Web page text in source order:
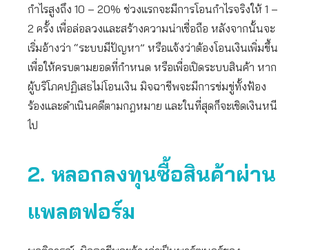
กำไรสูงถึง 10 – 20% ช่วงแรกจะมีการโอนกำไรจริงให้ 1 –
2 ครั้ง เพื่อล่อลวงและสร้างความน่าเชื่อถือ หลังจากนั้นจะ
เริ่มอ้างว่า “ระบบมีปัญหา” หรือแจ้งว่าต้องโอนเงินเพิ่มขึ้น
เพื่อให้ครบตามยอดที่กำหนด หรือเพื่อเปิดระบบสินค้า หาก
ผู้บริโภคปฏิเสธไม่โอนเงิน มิจฉาชีพจะมีการข่มขู่ทั้งฟ้อง
ร้องและดำเนินคดีตามกฎหมาย และในที่สุดก็จะเชิดเงินหนี
ไป
2. หลอกลงทุนซื้อสินค้าผ่าน
แพลตฟอร์ม